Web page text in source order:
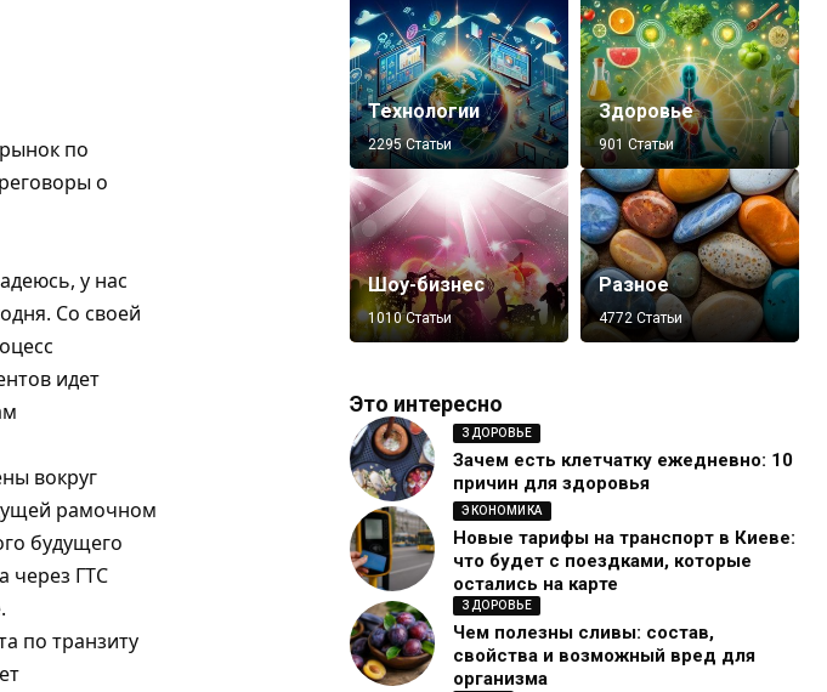
по
о
у нас
Со своей
идет
вокруг
рамочном
будущего
через ГТС
по транзиту
Технологии
2295 Статьи
Здоровье
901 Статьи
Шоу-бизнес
1010 Статьи
Разное
4772 Статьи
Это интересно
ЗДОРОВЬЕ
Зачем есть клетчатку ежедневно: 10
причин для здоровья
ЭКОНОМИКА
Новые тарифы на транспорт в Киеве:
что будет с поездками, которые
остались на карте
ЗДОРОВЬЕ
Чем полезны сливы: состав,
свойства и возможный вред для
организма